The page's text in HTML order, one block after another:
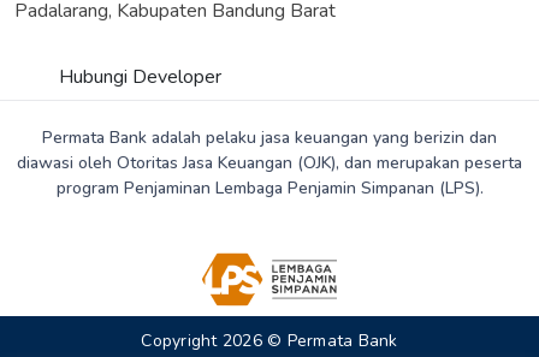
Padalarang, Kabupaten Bandung Barat
Hubungi Developer
Permata Bank adalah pelaku jasa keuangan yang berizin dan
diawasi oleh Otoritas Jasa Keuangan (OJK), dan merupakan peserta
program Penjaminan Lembaga Penjamin Simpanan (LPS).
Copyright 2026 © Permata Bank